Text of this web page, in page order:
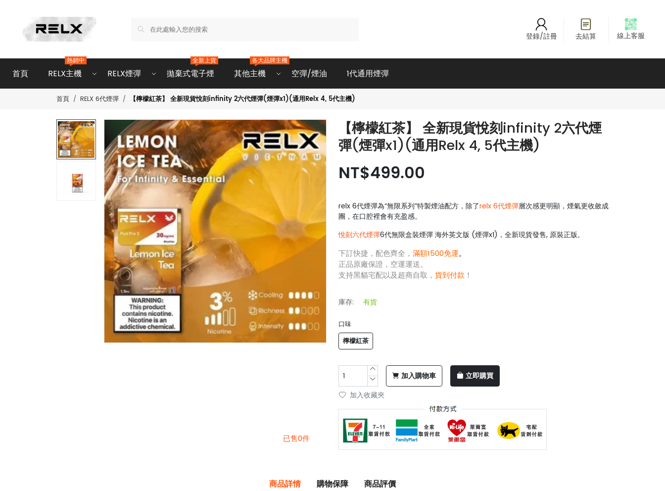
登錄/註冊 去結算 線上客服
首頁 RELX主機
熱銷中
RELX煙彈 拋棄式電子煙
全新上貨
其他主機
各大品牌主機
空彈/煙油 1代通用煙彈
首頁 RELX 6代煙彈 【檸檬紅茶】 全新現貨悅刻infinity 2六代煙彈(煙彈x1)(通用Relx 4, 5代主機)
已售0件
【檸檬紅茶】 全新現貨悅刻infinity 2六代煙
彈(煙彈x1)(通用Relx 4, 5代主機)
NT$499.00
relx 6代煙彈為“無限系列”特製煙油配方，除了relx 6代煙彈層次感更明顯，煙氣更收斂成
團，在口腔裡會有充盈感。
悅刻六代煙彈6代無限盒裝煙彈 海外英文版 (煙彈x1)，全新現貨發售, 原裝正版。
下訂快捷，配色齊全， 滿額1500免運。
正品原廠保證，空運運送。
支持黑貓宅配以及超商自取， 貨到付款 ！
庫存: 有貨
口味
檸檬紅茶
加入購物車 立即購買
加入收藏夾
商品詳情 購物保障 商品評價